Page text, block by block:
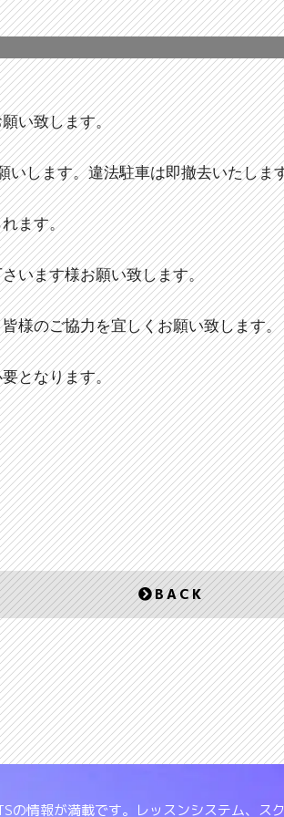
い致します。
いします。違法駐車は即撤去いたしま
ます。
います様お願い致します。
様のご協力を宜しくお願い致します。
となります。
BACK
の情報が満載です。レッスンシステム、